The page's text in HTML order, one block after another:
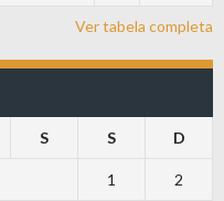
Ver tabela completa
S S D
1 2